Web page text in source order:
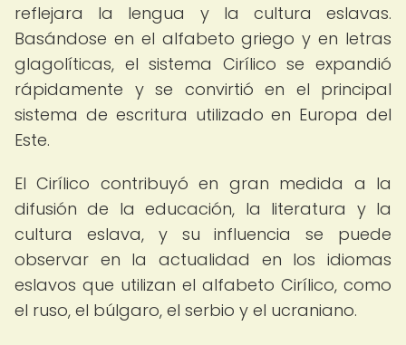
reflejara la lengua y la cultura eslavas.
Basándose en el alfabeto griego y en letras
glagolíticas, el sistema Cirílico se expandió
rápidamente y se convirtió en el principal
sistema de escritura utilizado en Europa del
Este.
El Cirílico contribuyó en gran medida a la
difusión de la educación, la literatura y la
cultura eslava, y su influencia se puede
observar en la actualidad en los idiomas
eslavos que utilizan el alfabeto Cirílico, como
el ruso, el búlgaro, el serbio y el ucraniano.